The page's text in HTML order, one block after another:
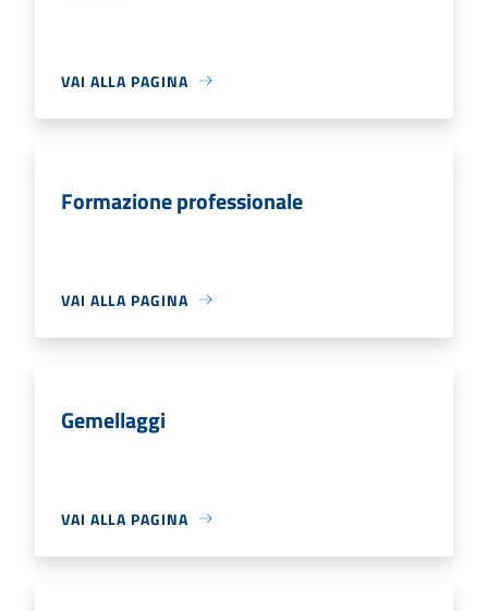
VAI ALLA PAGINA
Formazione professionale
VAI ALLA PAGINA
Gemellaggi
VAI ALLA PAGINA